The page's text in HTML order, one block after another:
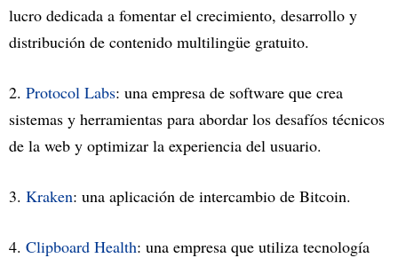
lucro dedicada a fomentar el crecimiento, desarrollo y
distribución de contenido multilingüe gratuito.
2. Protocol Labs: una empresa de software que crea
sistemas y herramientas para abordar los desafíos técnicos
de la web y optimizar la experiencia del usuario.
3. Kraken: una aplicación de intercambio de Bitcoin.
4. Clipboard Health: una empresa que utiliza tecnología